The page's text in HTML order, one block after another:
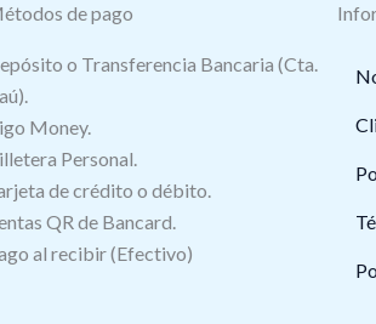
de pago
o Transferencia Bancaria (Cta.
Money.
Personal.
de crédito o débito.
QR de Bancard.
al recibir (Efectivo)